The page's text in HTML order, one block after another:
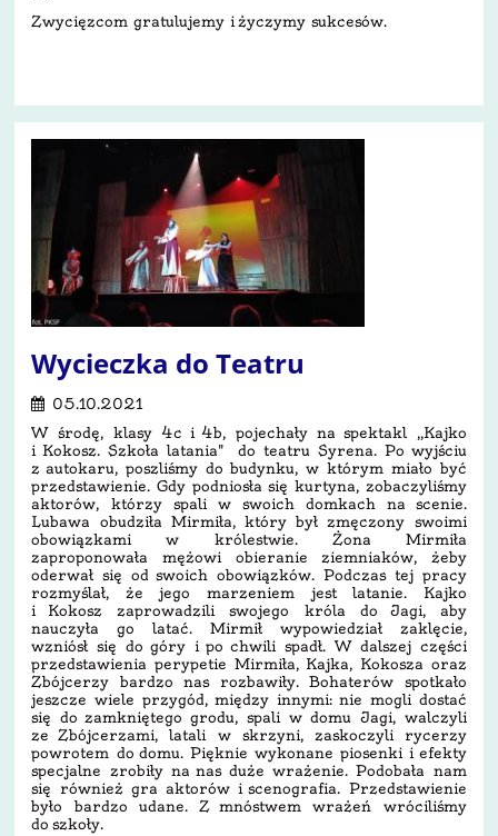
Zwycięzcom gratulujemy i życzymy sukcesów.
Wycieczka do Teatru
05.10.2021
W środę, klasy 4c i 4b, pojechały na spektakl ,,Kajko
i Kokosz. Szkoła latania" do teatru Syrena. Po wyjściu
z autokaru, poszliśmy do budynku, w którym miało być
przedstawienie. Gdy podniosła się kurtyna, zobaczyliśmy
aktorów, którzy spali w swoich domkach na scenie.
Lubawa obudziła Mirmiła, który był zmęczony swoimi
obowiązkami w królestwie. Żona Mirmiła
zaproponowała mężowi obieranie ziemniaków, żeby
oderwał się od swoich obowiązków. Podczas tej pracy
rozmyślał, że jego marzeniem jest latanie. Kajko
i Kokosz zaprowadzili swojego króla do Jagi, aby
nauczyła go latać. Mirmił wypowiedział zaklęcie,
wzniósł się do góry i po chwili spadł. W dalszej części
przedstawienia perypetie Mirmiła, Kajka, Kokosza oraz
Zbójcerzy bardzo nas rozbawiły. Bohaterów spotkało
jeszcze wiele przygód, między innymi: nie mogli dostać
się do zamkniętego grodu, spali w domu Jagi, walczyli
ze Zbójcerzami, latali w skrzyni, zaskoczyli rycerzy
powrotem do domu. Pięknie wykonane piosenki i efekty
specjalne zrobiły na nas duże wrażenie. Podobała nam
się również gra aktorów i scenografia. Przedstawienie
było bardzo udane. Z mnóstwem wrażeń wróciliśmy
do szkoły.